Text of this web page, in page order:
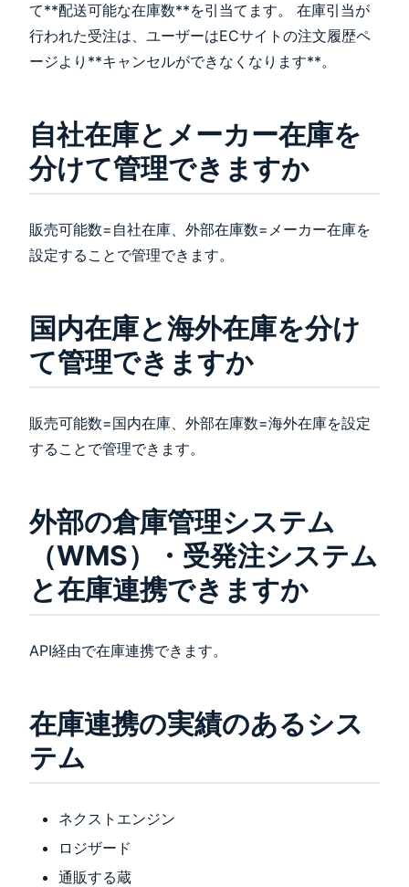
て**配送可能な在庫数**を引当てます。 在庫引当が
行われた受注は、ユーザーはECサイトの注文履歴ペ
ージより**キャンセルができなくなります**。
自社在庫とメーカー在庫を
分けて管理できますか
販売可能数=自社在庫、外部在庫数=メーカー在庫を
設定することで管理できます。
国内在庫と海外在庫を分け
て管理できますか
販売可能数=国内在庫、外部在庫数=海外在庫を設定
することで管理できます。
外部の倉庫管理システム
（WMS）・受発注システム
と在庫連携できますか
API経由で在庫連携できます。
在庫連携の実績のあるシス
テム
ネクストエンジン
ロジザード
通販する蔵